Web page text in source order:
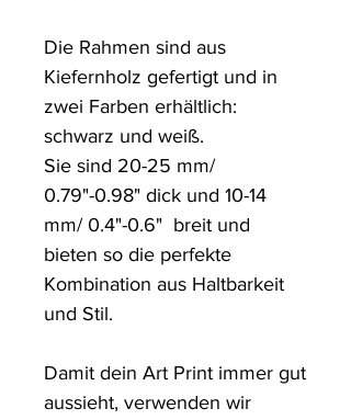
Die Rahmen sind aus
Kiefernholz gefertigt und in
zwei Farben erhältlich:
schwarz und weiß.
Sie sind 20-25 mm/
0.79"-0.98" dick und 10-14
mm/ 0.4"-0.6"  breit und
bieten so die perfekte
Kombination aus Haltbarkeit
und Stil.
Damit dein Art Print immer gut
aussieht, verwenden wir